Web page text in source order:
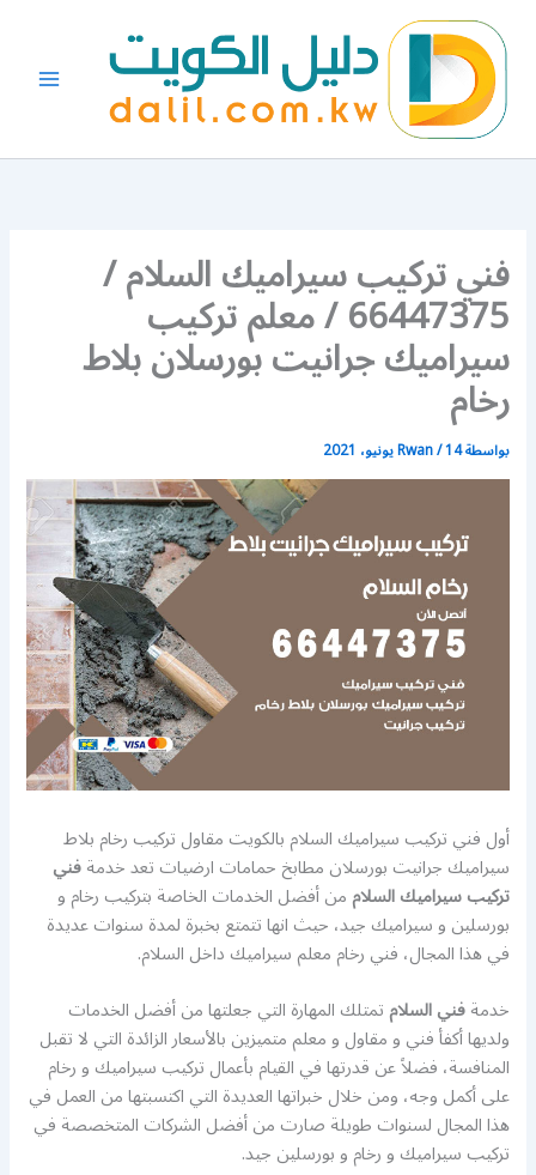
المحتوى
فني تركيب سيراميك السلام /
66447375 / معلم تركيب
سيراميك جرانيت بورسلان بلاط
رخام
بواسطة Rwan/14 يونيو، 2021
أول فني تركيب سيراميك السلام بالكويت مقاول تركيب رخام بلاط
سيراميك جرانيت بورسلان مطابخ حمامات ارضيات تعد خدمةفني
تركيب سيراميك السلاممن أفضل الخدمات الخاصة بتركيب رخام و
بورسلين و سيراميك جيد، حيث انها تتمتع بخبرة لمدة سنوات عديدة
في هذا المجال، فني رخام معلم سيراميك داخل السلام.
خدمةفني السلامتمتلك المهارة التي جعلتها من أفضل الخدمات
ولديها أكفأ فني و مقاول و معلم متميزين بالأسعار الزائدة التي لا تقبل
المنافسة، فضلاً عن قدرتها في القيام بأعمال تركيب سيراميك و رخام
على أكمل وجه، ومن خلال خبراتها العديدة التي اكتسبتها من العمل في
هذا المجال لسنوات طويلة صارت من أفضل الشركات المتخصصة في
تركيب سيراميك و رخام و بورسلين جيد.